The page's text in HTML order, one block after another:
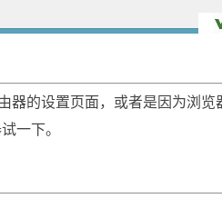
器的设置页面，或者是因为浏
一下。